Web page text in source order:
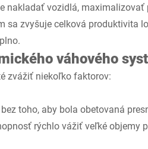
nakladať vozidlá, maximalizovať
sa zvyšuje celková produktivita
váhového
zvážiť niekoľko faktorov:
toho, aby bola obetovaná
rýchlo vážiť veľké objemy